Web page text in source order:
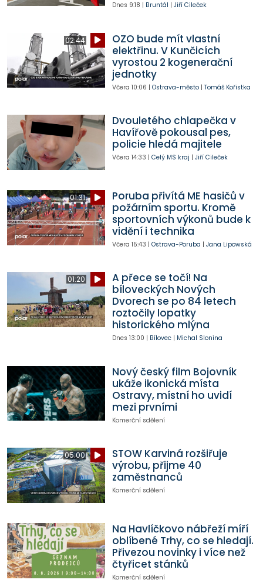
Dnes 9:18 | Bruntál | Jiří Cileček
02:44
OZO bude mít vlastní
elektřinu. V Kunčicích
vyrostou 2 kogenerační
jednotky
Včera 10:06 | Ostrava-město| Tomáš Kořistka
Dvouletého chlapečka v
Havířově pokousal pes,
policie hledá majitele
Včera 14:33 | Celý MS kraj | Jiří Cileček
01:31
Poruba přivítá ME hasičů v
požárním sportu. Kromě
sportovních výkonů bude k
vidění i technika
Včera 15:43 | Ostrava-Poruba | Jana Lipowská
01:20
A přece se točí! Na
bíloveckých Nových
Dvorech se po 84 letech
roztočily lopatky
historického mlýna
Dnes 13:00 | Bílovec| Michal Slonina
Nový český film Bojovník
ukáže ikonická místa
Ostravy, místní ho uvidí
mezi prvními
Komerční sdělení
05:00
STOW Karviná rozšiřuje
výrobu, přijme 40
zaměstnanců
Komerční sdělení
Na Havlíčkovo nábřeží míří
oblíbené Trhy, co se hledají.
Přivezou novinky i více než
čtyřicet stánků
Komerční sdělení